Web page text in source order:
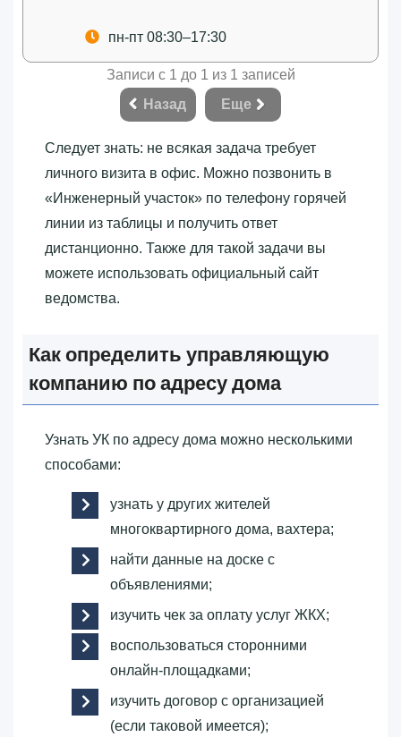
пн-пт 08:30–17:30
Записи с 1 до 1 из 1 записей
Назад
Еще
Следует знать: не всякая задача требует
личного визита в офис. Можно позвонить в
«‎Инженерный участок»‎ по телефону горячей
линии из таблицы и получить ответ
дистанционно. Также для такой задачи вы
можете использовать официальный сайт
ведомства.
Как определить управляющую
компанию по адресу дома
Узнать УК по адресу дома можно несколькими
способами:
узнать у других жителей
многоквартирного дома, вахтера;
найти данные на доске с
объявлениями;
изучить чек за оплату услуг ЖКХ;
воспользоваться сторонними
онлайн-площадками;
изучить договор с организацией
(если таковой имеется);